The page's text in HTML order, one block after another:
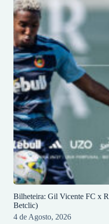
Bilheteira: Gil Vicente FC x
Betclic)
4 de Agosto, 2026